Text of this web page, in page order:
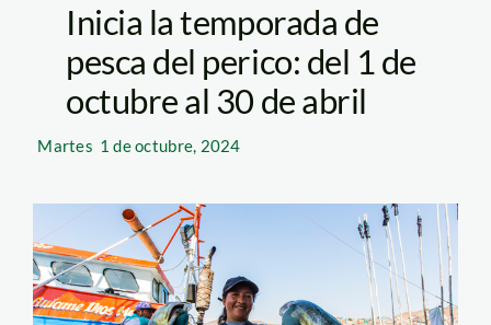
Inicia la temporada de
pesca del perico: del 1 de
octubre al 30 de abril
Martes 1 de octubre, 2024